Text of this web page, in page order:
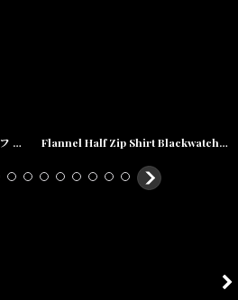
Half Zip Velour Shirt 長袖 ハーフ ジップ ベロア シャツ Brown Flannel Half Zip Shirt Blackwatch フランネル チェック ハーフ ジップ シャツ